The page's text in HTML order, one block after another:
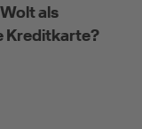
als
Kreditkarte?